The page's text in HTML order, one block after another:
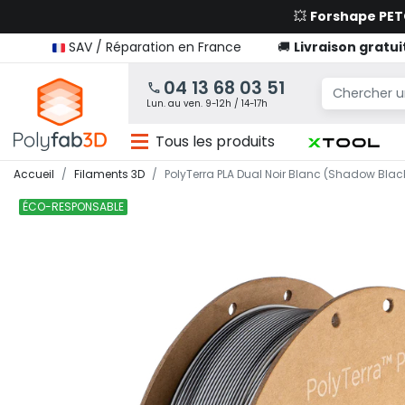
💥 Forshape
SAV / Réparation en France
🚚 Livraison
04 13 68 03 51
Lun. au ven. 9-12h / 14-17h
Tous les produits
Accueil Filaments 3D PolyTerra PLA Dual Noir Blanc (Shadow
ÉCO-RESPONSABLE